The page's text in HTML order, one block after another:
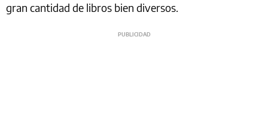
gran cantidad de libros bien diversos.